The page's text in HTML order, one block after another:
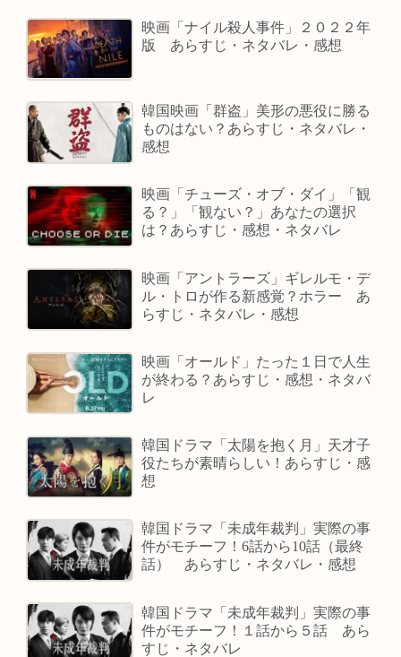
映画「ナイル殺人事件」２０２２年
版 あらすじ・ネタバレ・感想
韓国映画「群盗」美形の悪役に勝る
ものはない？あらすじ・ネタバレ・
感想
映画「チューズ・オブ・ダイ」「観
る？」「観ない？」あなたの選択
は？あらすじ・感想・ネタバレ
映画「アントラーズ」ギレルモ・デ
ル・トロが作る新感覚？ホラー あ
らすじ・ネタバレ・感想
映画「オールド」たった１日で人生
が終わる？あらすじ・感想・ネタバ
レ
韓国ドラマ「太陽を抱く月」天才子
役たちが素晴らしい！あらすじ・感
想
韓国ドラマ「未成年裁判」実際の事
件がモチーフ！6話から10話（最終
話） あらすじ・ネタバレ・感想
韓国ドラマ「未成年裁判」実際の事
件がモチーフ！１話から５話 あら
すじ・ネタバレ